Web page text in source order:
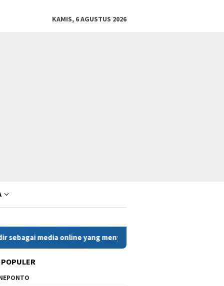
KAMIS, 6 AGUSTUS 2026
online yang menyajikan berita cepat, faktual, dan